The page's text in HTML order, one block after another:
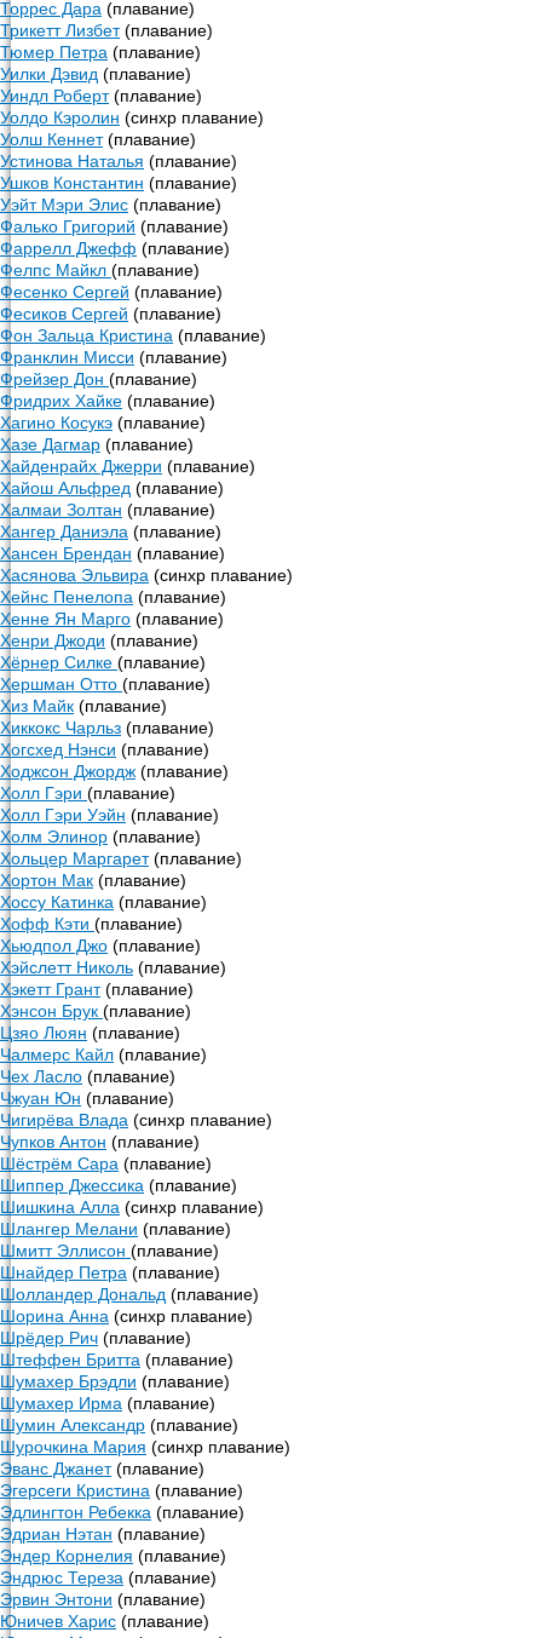
Торрес Дара (плавание)
Трикетт Лизбет(плавание)
Тюмер Петра (плавание)
Уилки Дэвид (плавание)
Уиндл Роберт(плавание)
Уолдо Кэролин (синхр плавание)
Уолш Кеннет(плавание)
Устинова Наталья (плавание)
Ушков Константин (плавание)
Уэйт Мэри Элис (плавание)
Фалько Григорий (плавание)
Фаррелл Джефф (плавание)
Фелпс Майкл (плавание)
Фесенко Сергей (плавание)
Фесиков Сергей (плавание)
Фон Зальца Кристина (плавание)
Франклин Мисси (плавание)
Фрейзер Дон (плавание)
Фридрих Хайке (плавание)
Хагино Косукэ (плавание)
Хазе Дагмар (плавание)
Хайденрайх Джерри (плавание)
Хайош Альфред (плавание)
Халмаи Золтан (плавание)
Хангер Даниэла (плавание)
Хансен Брендан (плавание)
Хасянова Эльвира (синхр плавание)
Хейнс Пенелопа (плавание)
Хенне Ян Марго (плавание)
Хенри Джоди (плавание)
Хёрнер Силке (плавание)
Хершман Отто (плавание)
Хиз Майк (плавание)
Хиккокс Чарльз (плавание)
Хогсхед Нэнси (плавание)
Ходжсон Джордж (плавание)
Холл Гэри (плавание)
Холл Гэри Уэйн (плавание)
Холм Элинор (плавание)
Хольцер Маргарет(плавание)
Хортон Мак (плавание)
Хоссу Катинка (плавание)
Хофф Кэти (плавание)
Хьюдпол Джо (плавание)
Хэйслетт Николь (плавание)
Хэкетт Грант(плавание)
Хэнсон Брук (плавание)
Цзяо Люян (плавание)
Чалмерс Кайл (плавание)
Чех Ласло (плавание)
Чжуан Юн (плавание)
Чигирёва Влада (синхр плавание)
Чупков Антон (плавание)
Шёстрём Сара (плавание)
Шиппер Джессика (плавание)
Шишкина Алла (синхр плавание)
Шлангер Мелани (плавание)
Шмитт Эллисон (плавание)
Шнайдер Петра (плавание)
Шолландер Дональд (плавание)
Шорина Анна (синхр плавание)
Шрёдер Рич (плавание)
Штеффен Бритта (плавание)
Шумахер Брэдли (плавание)
Шумахер Ирма (плавание)
Шумин Александр (плавание)
Шурочкина Мария (синхр плавание)
Эванс Джанет(плавание)
Эгерсеги Кристина (плавание)
Эдлингтон Ребекка (плавание)
Эдриан Нэтан (плавание)
Эндер Корнелия (плавание)
Эндрюс Тереза (плавание)
Эрвин Энтони (плавание)
Юничев Харис (плавание)